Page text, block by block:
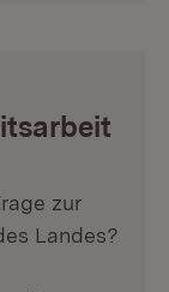
zur
Landes?